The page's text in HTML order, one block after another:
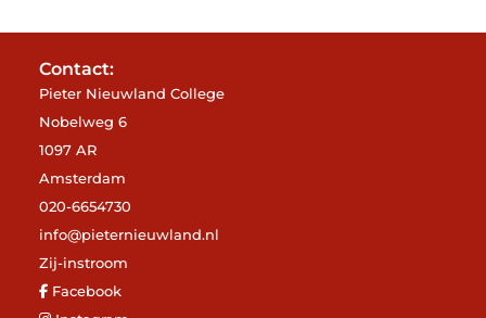
Contact:
Pieter Nieuwland College
Nobelweg 6
1097 AR
Amsterdam
020-6654730
info@pieternieuwland.nl
Zij-instroom
Facebook